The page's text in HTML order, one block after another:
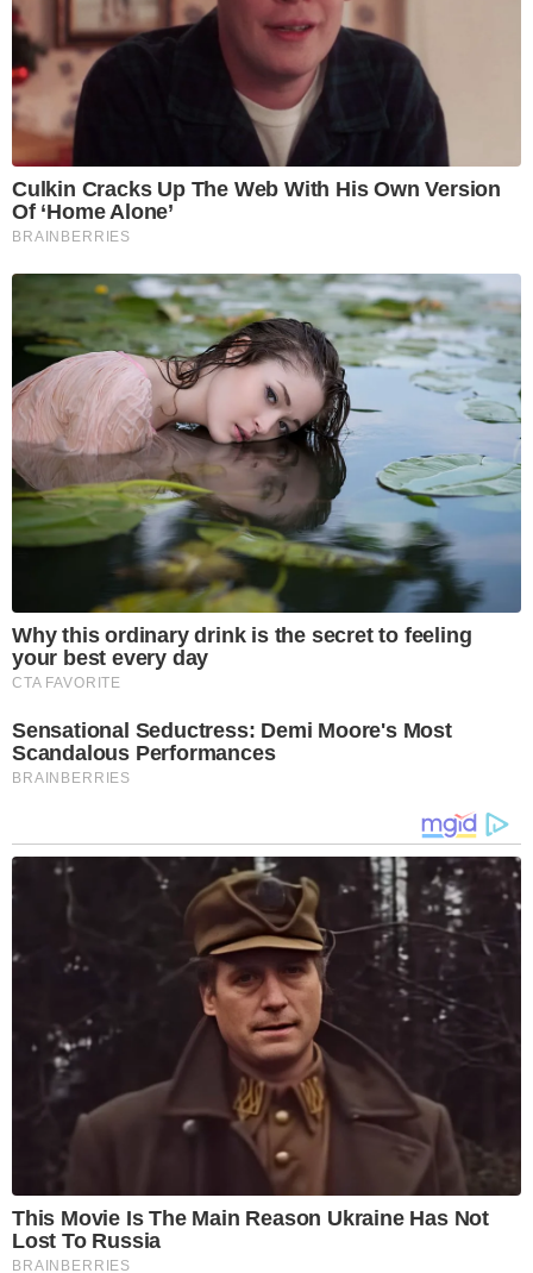
Culkin Cracks Up The Web With His Own Version
Of ‘Home Alone’
BRAINBERRIES
Why this ordinary drink is the secret to feeling
your best every day
CTA FAVORITE
Sensational Seductress: Demi Moore's Most
Scandalous Performances
BRAINBERRIES
This Movie Is The Main Reason Ukraine Has Not
Lost To Russia
BRAINBERRIES